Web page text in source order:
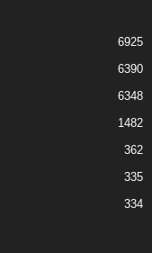
6925
6390
6348
1482
362
335
334